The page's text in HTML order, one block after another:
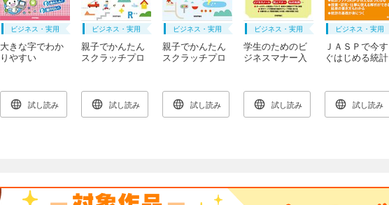
ビジネス・実用
大きな字でわか
りやすい
試し読み
ビジネス・実用
親子でかんたん
スクラッチプロ
試し読み
ビジネス・実用
親子でかんたん
スクラッチプロ
対応版】
試し読み
ビジネス・実用
学生のためのビ
ジネスマナー入
試し読み
ビジネス・実用
ＪＡＳＰで今す
ぐはじめる統計
護・社会系のた
めに
試し読み